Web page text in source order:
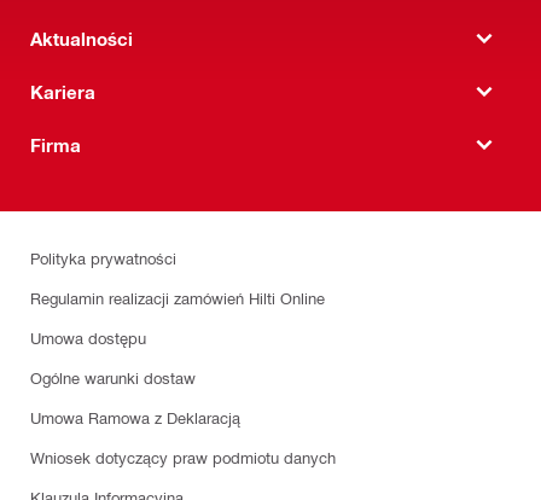
Aktualności
Kariera
Firma
Polityka prywatności
Regulamin realizacji zamówień Hilti Online
Umowa dostępu
Ogólne warunki dostaw
Umowa Ramowa z Deklaracją
Wniosek dotyczący praw podmiotu danych